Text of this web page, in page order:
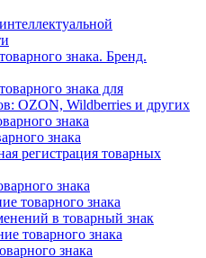
знака. Бренд.
знака для
OZON, Wildberries и других
знака
знака
регистрация товарных
знака
товарного знака
в товарный знак
товарного знака
знака